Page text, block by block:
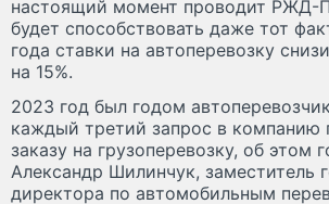
настоящий момент проводит РЖД-
будет способствовать даже тот
года ставки на автоперевозку
на 15%.
2023 год был годом
каждый третий запрос в компанию
заказу на грузоперевозку, об этом
Александр Шилинчук, заместитель
директора по автомобильным